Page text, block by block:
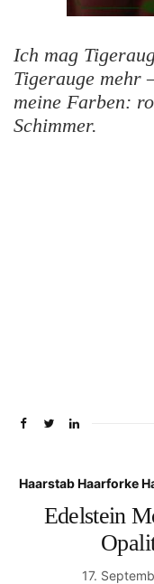
Ich mag
Tigerauge mehr
meine Farben:
Schimmer.
Haarstab Haarforke
Edelstein
17.